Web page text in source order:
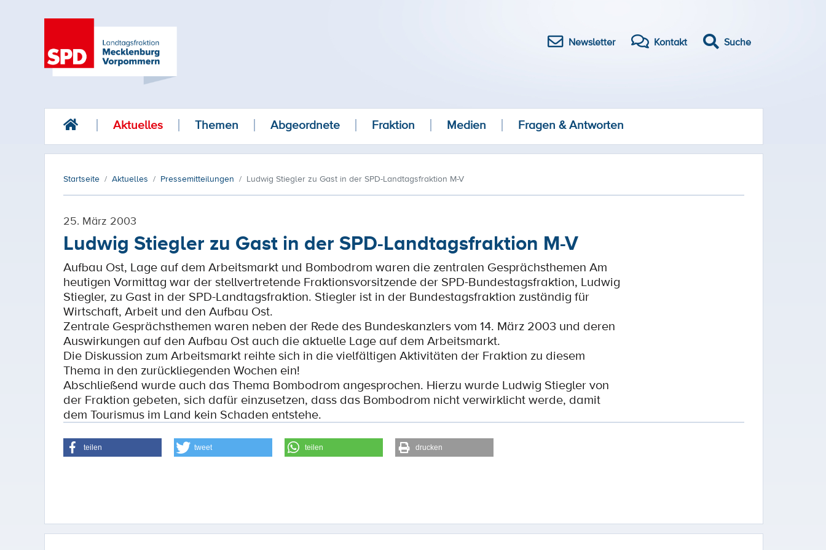
Newsletter Kontakt Suche
Aktuelles Themen Abgeordnete Fraktion Medien Fragen & Antworten
Startseite Aktuelles Pressemitteilungen Ludwig Stiegler zu Gast in der SPD-Landtagsfraktion M-V
25. März 2003
Ludwig Stiegler zu Gast in der SPD-Landtagsfraktion M-V
Aufbau Ost, Lage auf dem Arbeitsmarkt und Bombodrom waren die zentralen Gesprächsthemen Am
heutigen Vormittag war der stellvertretende Fraktionsvorsitzende der SPD-Bundestagsfraktion, Ludwig
Stiegler, zu Gast in der SPD-Landtagsfraktion. Stiegler ist in der Bundestagsfraktion zuständig für
Wirtschaft, Arbeit und den Aufbau Ost.
Zentrale Gesprächsthemen waren neben der Rede des Bundeskanzlers vom 14. März 2003 und deren
Auswirkungen auf den Aufbau Ost auch die aktuelle Lage auf dem Arbeitsmarkt.
Die Diskussion zum Arbeitsmarkt reihte sich in die vielfältigen Aktivitäten der Fraktion zu diesem
Thema in den zurückliegenden Wochen ein!
Abschließend wurde auch das Thema Bombodrom angesprochen. Hierzu wurde Ludwig Stiegler von
der Fraktion gebeten, sich dafür einzusetzen, dass das Bombodrom nicht verwirklicht werde, damit
dem Tourismus im Land kein Schaden entstehe.
teilen tweet teilen drucken